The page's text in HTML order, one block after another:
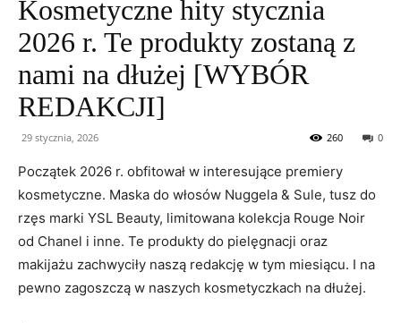
Kosmetyczne hity stycznia
2026 r. Te produkty zostaną z
nami na dłużej [WYBÓR
REDAKCJI]
29 stycznia, 2026 0
260
Początek 2026 r. obfitował w interesujące premiery
kosmetyczne. Maska do włosów Nuggela & Sule, tusz do
rzęs marki YSL Beauty, limitowana kolekcja Rouge Noir
od Chanel i inne. Te produkty do pielęgnacji oraz
makijażu zachwyciły naszą redakcję w tym miesiącu. I na
pewno zagoszczą w naszych kosmetyczkach na dłużej.